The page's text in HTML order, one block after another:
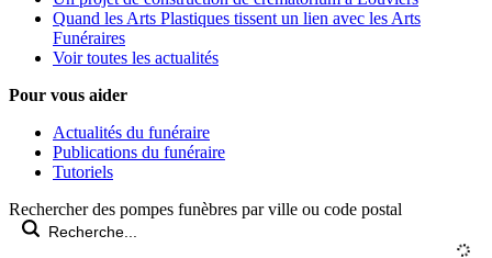
Quand les Arts Plastiques tissent un lien avec les Arts
Funéraires
Voir toutes les actualités
Pour vous aider
Actualités du funéraire
Publications du funéraire
Tutoriels
Rechercher des pompes funèbres par ville ou code postal